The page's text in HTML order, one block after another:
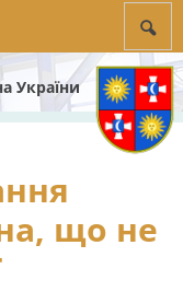
України
що не